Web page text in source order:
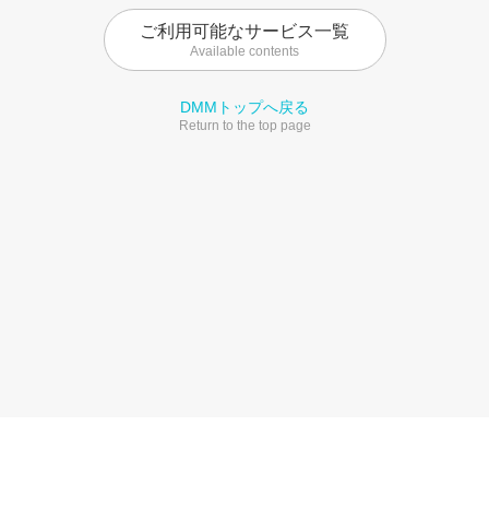
ご利用可能なサービス一覧
Available contents
DMMトップへ戻る
Return to the top page